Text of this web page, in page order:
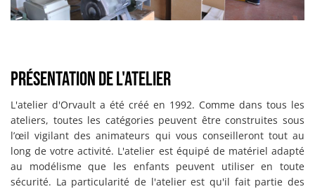
Présentation de l'atelier
L'atelier d'Orvault a été créé en 1992. Comme dans tous les
ateliers, toutes les catégories peuvent être construites sous
l’œil vigilant des animateurs qui vous conseilleront tout au
long de votre activité. L'atelier est équipé de matériel adapté
au modélisme que les enfants peuvent utiliser en toute
sécurité. La particularité de l'atelier est qu'il fait partie des